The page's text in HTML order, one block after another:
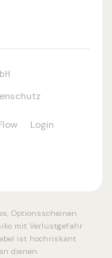
Login
Optionsscheinen
mit Verlustgefahr
ist hochriskant
dienen